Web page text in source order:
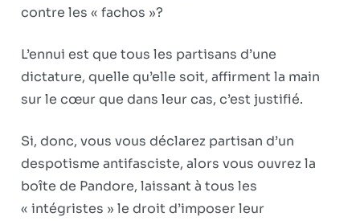
contre les « fachos »?
L’ennui est que tous les partisans d’une
dictature, quelle qu’elle soit, affirment la main
sur le cœur que dans leur cas, c’est justifié.
Si, donc, vous vous déclarez partisan d’un
despotisme antifasciste, alors vous ouvrez la
boîte de Pandore, laissant à tous les
« intégristes » le droit d’imposer leur